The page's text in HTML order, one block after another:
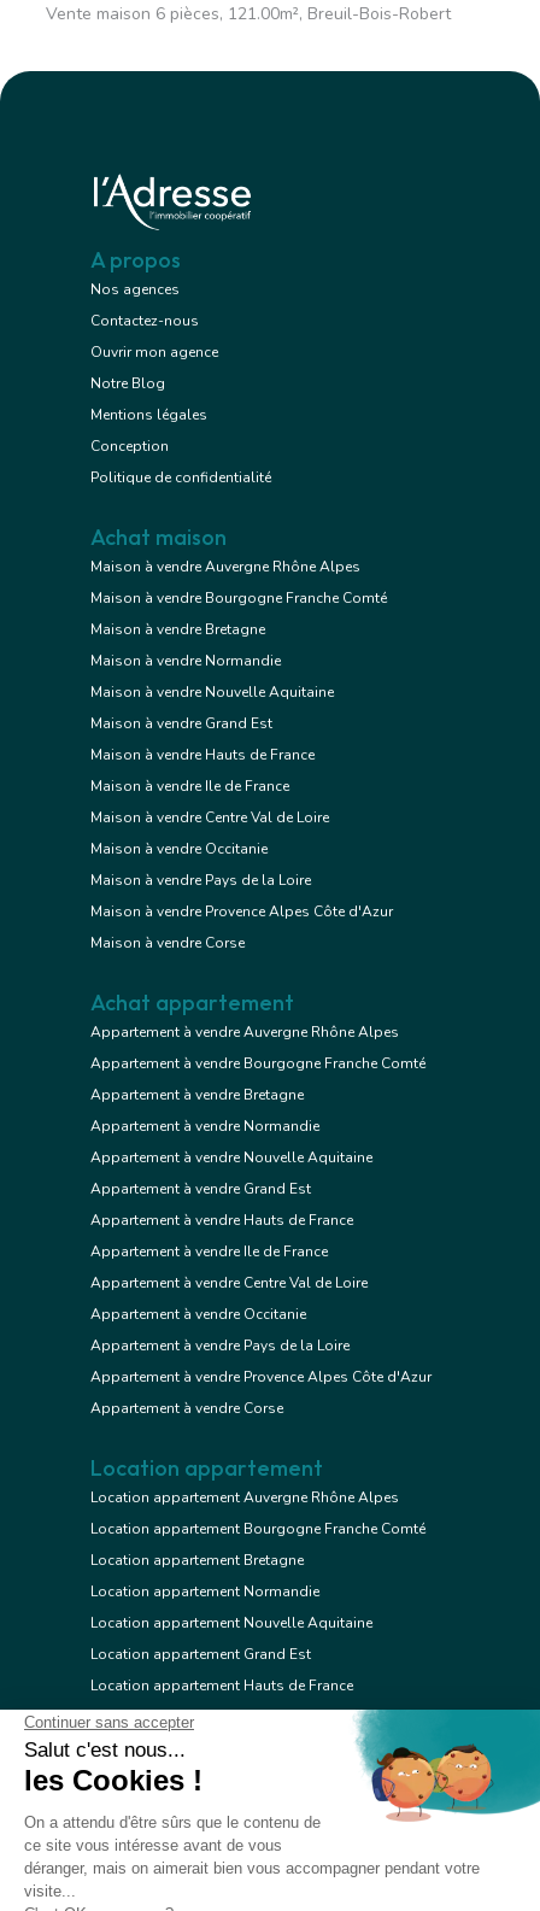
Vente maison 6 pièces, 121.00m², Breuil-Bois-Robert
A propos
Nos agences
Contactez-nous
Ouvrir mon agence
Notre Blog
Mentions légales
Conception
Politique de confidentialité
Achat maison
Maison à vendre Auvergne Rhône Alpes
Maison à vendre Bourgogne Franche Comté
Maison à vendre Bretagne
Maison à vendre Normandie
Maison à vendre Nouvelle Aquitaine
Maison à vendre Grand Est
Maison à vendre Hauts de France
Maison à vendre Ile de France
Maison à vendre Centre Val de Loire
Maison à vendre Occitanie
Maison à vendre Pays de la Loire
Maison à vendre Provence Alpes Côte d'Azur
Maison à vendre Corse
Achat appartement
Appartement à vendre Auvergne Rhône Alpes
Appartement à vendre Bourgogne Franche Comté
Appartement à vendre Bretagne
Appartement à vendre Normandie
Appartement à vendre Nouvelle Aquitaine
Appartement à vendre Grand Est
Appartement à vendre Hauts de France
Appartement à vendre Ile de France
Appartement à vendre Centre Val de Loire
Appartement à vendre Occitanie
Appartement à vendre Pays de la Loire
Appartement à vendre Provence Alpes Côte d'Azur
Appartement à vendre Corse
Location appartement
Location appartement Auvergne Rhône Alpes
Location appartement Bourgogne Franche Comté
Location appartement Bretagne
Location appartement Normandie
Location appartement Nouvelle Aquitaine
Location appartement Grand Est
Location appartement Hauts de France
Location appartement Ile de France
Location appartement Centre Val de Loire
Location appartement Occitanie
Location appartement Provence Alpes Côte d'Azur
Location appartement Corse